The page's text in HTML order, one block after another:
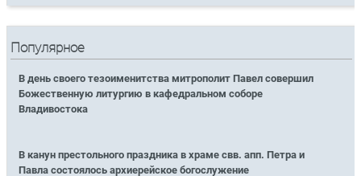
Популярное
В день своего тезоименитства митрополит Павел совершил
Божественную литургию в кафедральном соборе
Владивостока
В канун престольного праздника в храме свв. апп. Петра и
Павла состоялось архиерейское богослужение